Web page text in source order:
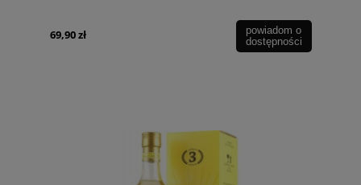
69,90 zł
powiadom o
dostępności